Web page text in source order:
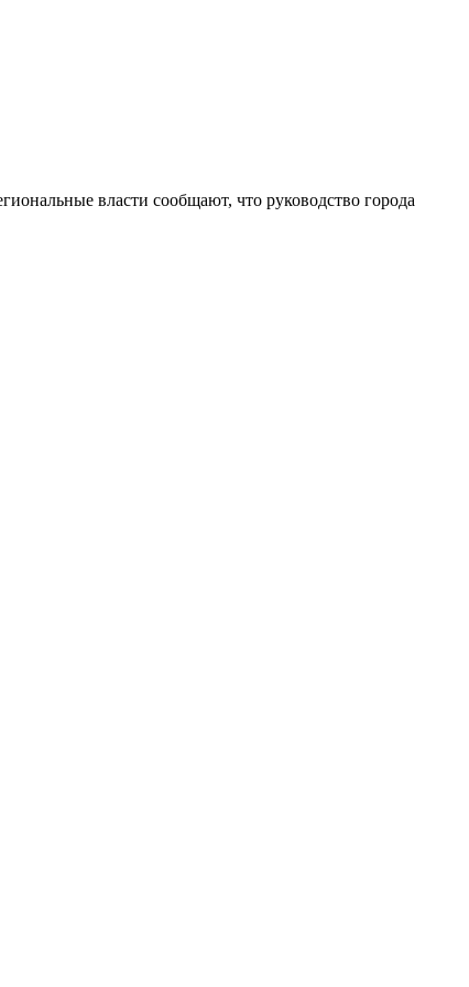
власти сообщают, что руководство города